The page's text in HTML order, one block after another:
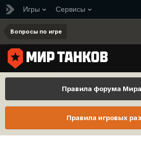
Игры Сервисы
Вопросы по игре
Правила форума
Правила игровых